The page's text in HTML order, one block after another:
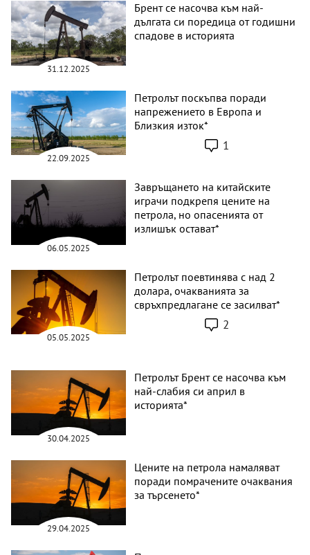
31.12.2025
Брент се насочва към най-
дългата си поредица от годишни
спадове в историята
22.09.2025
Петролът поскъпва поради
напрежението в Европа и
Близкия изток*
1
06.05.2025
Завръщането на китайските
играчи подкрепя цените на
петрола, но опасенията от
излишък остават*
05.05.2025
Петролът поевтинява с над 2
долара, очакванията за
свръхпредлагане се засилват*
2
30.04.2025
Петролът Брент се насочва към
най-слабия си април в
историята*
29.04.2025
Цените на петрола намаляват
поради помрачените очаквания
за търсенето*